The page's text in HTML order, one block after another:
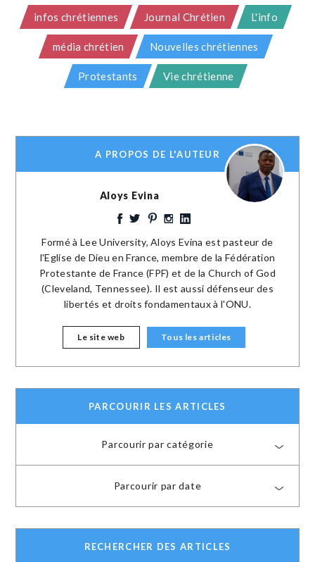
infos chrétiennes Journal Chrétien L'info
média chrétien Nouvelles chrétiennes
Protestants Vie chrétienne
A PROPOS DE L'AUTEUR
Aloys Evina
Formé à Lee University, Aloys Evina est pasteur de
l'Eglise de Dieu en France, membre de la Fédération
Protestante de France (FPF) et de la Church of God
(Cleveland, Tennessee). Il est aussi défenseur des
libertés et droits fondamentaux à l'ONU.
Le site web Tous les articles
PARCOURIR LES ARTICLES
Parcourir par catégorie
Parcourir par date
RECHERCHER DES ARTICLES